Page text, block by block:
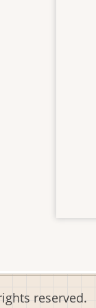
reserved.